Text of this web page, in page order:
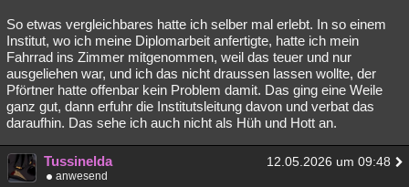
So etwas vergleichbares hatte ich selber mal erlebt. In so einem
Institut, wo ich meine Diplomarbeit anfertigte, hatte ich mein
Fahrrad ins Zimmer mitgenommen, weil das teuer und nur
ausgeliehen war, und ich das nicht draussen lassen wollte, der
Pförtner hatte offenbar kein Problem damit. Das ging eine Weile
ganz gut, dann erfuhr die Institutsleitung davon und verbat das
daraufhin. Das sehe ich auch nicht als Hüh und Hott an.
Tussinelda 12.05.2026 um 09:48
anwesend